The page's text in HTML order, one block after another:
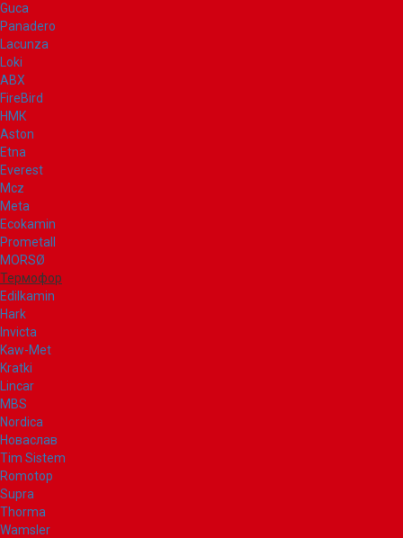
Guca
Panadero
Lacunza
Loki
ABX
FireBird
НМК
Aston
Etna
Everest
Mcz
Meta
Ecokamin
Prometall
MORSØ
Термофор
Edilkamin
Hark
Invicta
Kaw-Met
Kratki
Lincar
MBS
Nordica
Новаслав
Tim Sistem
Romotop
Supra
Thorma
Wamsler